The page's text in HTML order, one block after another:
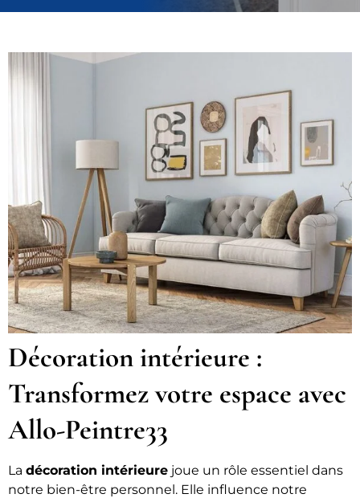
Décoration intérieure :
Transformez votre espace avec
Allo-Peintre33
La décoration intérieure joue un rôle essentiel dans
notre bien-être personnel. Elle influence notre